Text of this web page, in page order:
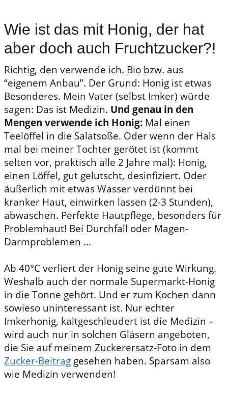
Wie ist das mit Honig, der hat
aber doch auch Fruchtzucker?!
Richtig, den verwende ich. Bio bzw. aus
“eigenem Anbau”. Der Grund: Honig ist etwas
Besonderes. Mein Vater (selbst Imker) würde
sagen: Das ist Medizin. Und genau in den
Mengen verwende ich Honig: Mal einen
Teelöffel in die Salatsoße. Oder wenn der Hals
mal bei meiner Tochter gerötet ist (kommt
selten vor, praktisch alle 2 Jahre mal): Honig,
einen Löffel, gut gelutscht, desinfiziert. Oder
äußerlich mit etwas Wasser verdünnt bei
kranker Haut, einwirken lassen (2-3 Stunden),
abwaschen. Perfekte Hautpflege, besonders für
Problemhaut! Bei Durchfall oder Magen-
Darmproblemen …
Ab 40°C verliert der Honig seine gute Wirkung.
Weshalb auch der normale Supermarkt-Honig
in die Tonne gehört. Und er zum Kochen dann
sowieso uninteressant ist. Nur echter
Imkerhonig, kaltgeschleudert ist die Medizin –
wird auch nur in solchen Gläsern angeboten,
die Sie auf meinem Zuckerersatz-Foto in dem
Zucker-Beitrag gesehen haben. Sparsam also
wie Medizin verwenden!